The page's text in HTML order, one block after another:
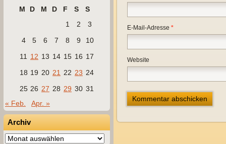
M
D M D F S
S
1
2
3
4
5 6 7 8 9
10
11
12 13 14 15 16 17
18 19 20 21 22 23 24
25 26 27 28 29 30 31
« Feb.
Apr. »
Archiv
Archiv
E-Mail-Adresse *
Website